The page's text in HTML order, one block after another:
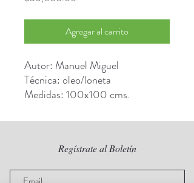
Agregar al carrito
Autor: Manuel Miguel
Técnica: oleo/loneta
Medidas: 100x100 cms.
Regístrate al Boletín